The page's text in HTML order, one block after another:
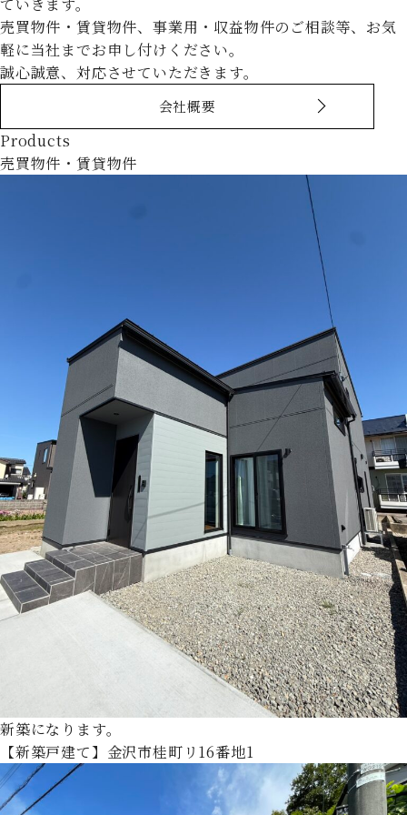
売買物件・賃貸物件、事業用・収益物件のご相談等、お気
軽に当社までお申し付けください。
誠心誠意、対応させていただきます。
会社概要
Products
売買物件・賃貸物件
新築になります。
【新築戸建て】金沢市桂町リ16番地1